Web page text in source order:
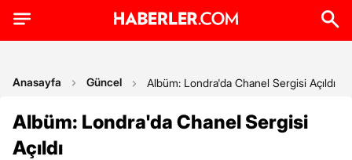
Anasayfa Güncel Albüm: Londra'da Chanel Sergisi Açıldı
Albüm: Londra'da Chanel Sergisi
Açıldı